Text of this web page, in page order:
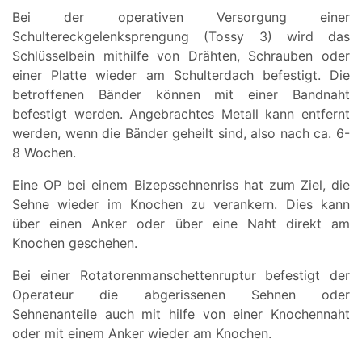
Bei der operativen Versorgung einer
Schultereckgelenksprengung (Tossy 3) wird das
Schlüsselbein mithilfe von Drähten, Schrauben oder
einer Platte wieder am Schulterdach befestigt. Die
betroffenen Bänder können mit einer Bandnaht
befestigt werden. Angebrachtes Metall kann entfernt
werden, wenn die Bänder geheilt sind, also nach ca. 6-
8 Wochen.
Eine OP bei einem Bizepssehnenriss hat zum Ziel, die
Sehne wieder im Knochen zu verankern. Dies kann
über einen Anker oder über eine Naht direkt am
Knochen geschehen.
Bei einer Rotatorenmanschettenruptur befestigt der
Operateur die abgerissenen Sehnen oder
Sehnenanteile auch mit hilfe von einer Knochennaht
oder mit einem Anker wieder am Knochen.